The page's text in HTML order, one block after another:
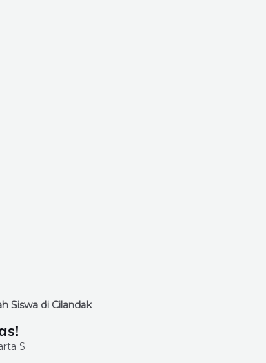
Siswa di Cilandak